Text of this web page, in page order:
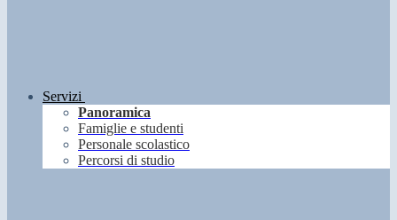
Servizi
Panoramica
Famiglie e studenti
Personale scolastico
Percorsi di studio